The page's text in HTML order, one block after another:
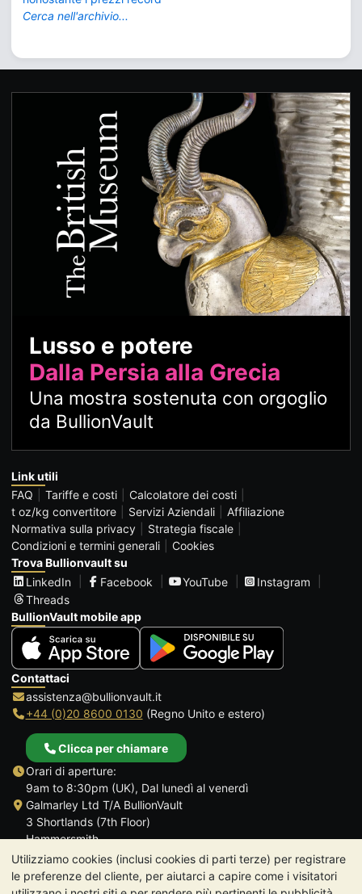
Utilizziamo cookies (inclusi cookies di parti terze) per registrare
le preferenze del cliente, per aiutarci a capire come i visitatori
Cerca nell'archivio...
Lusso e potere
Dalla Persia alla Grecia
Una mostra sostenuta con orgoglio
da BullionVault
Link utili
FAQ
Tariffe e costi
Calcolatore dei costi
t oz/kg convertitore
Servizi Aziendali
Affiliazione
Normativa sulla privacy
Strategia fiscale
Condizioni e termini generali
Cookies
Trova Bullionvault su
LinkedIn
Facebook YouTube
Instagram
Threads
BullionVault mobile app
Contattaci
assistenza@bullionvault.it
+44 (0)20 8600 0130 (Regno Unito e estero)
Clicca per chiamare
Orari di aperture:
9am to 8:30pm (UK), Dal lunedì al venerdì
Galmarley Ltd T/A BullionVault
3 Shortlands (7th Floor)
Hammersmith
Londra
W6 8DA
Regno Unito